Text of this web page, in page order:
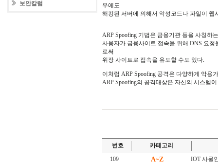
보안칼럼
우에도
해킹된 서버에 의해서 악성코드나 파일이
ARP Spoofing 기법은 금융기관 등을 사칭하
사용자가 금융사이트 접속을 위해 DNS 요
로써
위장 사이트로 접속을 유도할 수도 있다.
이처럼 ARP Spoofing 공격은 다양하게 악용
ARP Spoofing의 공격대상은 자신의 시스템
번호
카테고리
109
A~Z
IOT 사물